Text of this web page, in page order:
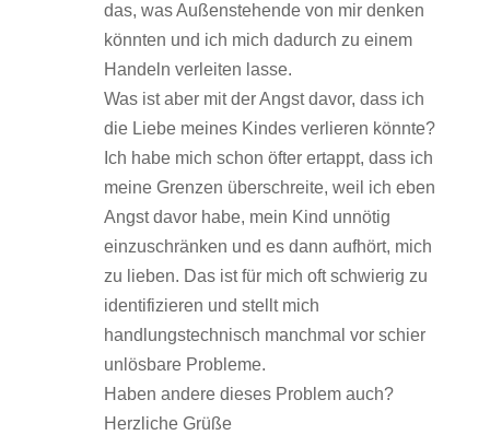
das, was Außenstehende von mir denken
könnten und ich mich dadurch zu einem
Handeln verleiten lasse.
Was ist aber mit der Angst davor, dass ich
die Liebe meines Kindes verlieren könnte?
Ich habe mich schon öfter ertappt, dass ich
meine Grenzen überschreite, weil ich eben
Angst davor habe, mein Kind unnötig
einzuschränken und es dann aufhört, mich
zu lieben. Das ist für mich oft schwierig zu
identifizieren und stellt mich
handlungstechnisch manchmal vor schier
unlösbare Probleme.
Haben andere dieses Problem auch?
Herzliche Grüße